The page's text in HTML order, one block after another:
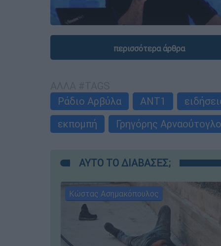
περισσότερα άρθρα
Ράδιο Αρβύλα
ΑΝΤ1
εκπομπή
Γρηγόρης
ΑΥΤΟ ΤΟ ΔΙΑΒΑΣΕΣ;
Κώστας Ασημακόπουλος